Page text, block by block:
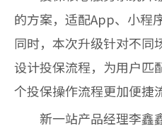
的方案，适配App、小程
同时，本次升级针对不同
设计投保流程，为用户匹
个投保操作流程更加便捷
新一站产品经理李鑫